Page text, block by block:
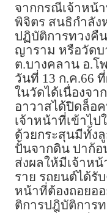
จากกรณีเจ้าหน้
พิจิตร สนธิกำลัง
ปฏิบัติการทวงคื
ญาราม หรือวัดบ
ต.บางคลาน อ.โ
วันที่ 13 ก.ค.66
ในวัดได้เนื่องจา
อาวาสได้ปิดล็อ
เจ้าหน้าที่เข้าไ
ด้วยกระสุนมีทั้ง
ปั้นจากดิน ปาก้
ส่งผลให้มีเจ้าห
ราย รถยนต์ได้รั
หน้าที่ต้องถอยอ
ติการปฎิบัติการ